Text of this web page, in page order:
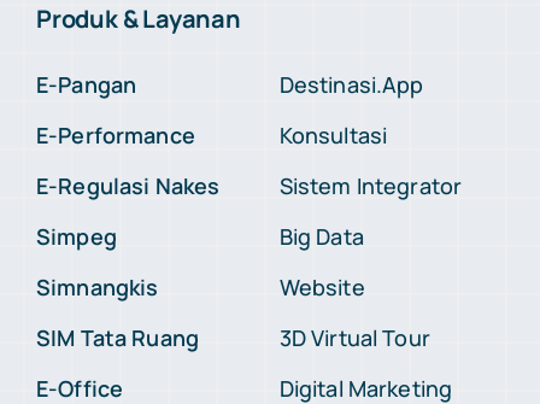
Produk & Layanan
E-Pangan
E-Performance
E-Regulasi Nakes
Simpeg
Simnangkis
SIM Tata Ruang
E-Office
Destinasi.App
Konsultasi
Sistem Integrator
Big Data
Website
3D Virtual Tour
Digital Marketing